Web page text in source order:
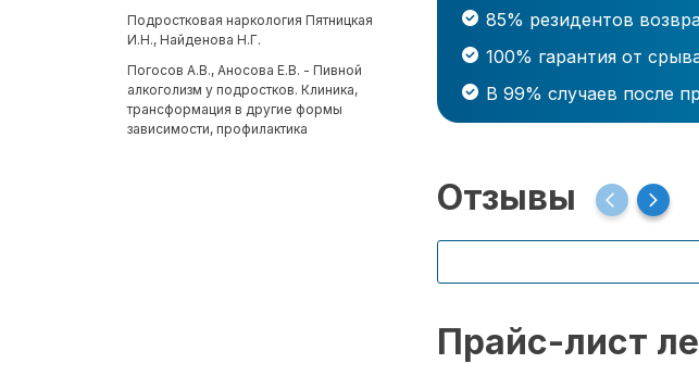
Подростковая наркология Пятницкая
И.Н., Найденова Н.Г.
Погосов А.В., Аносова Е.В. - Пивной
алкоголизм у подростков. Клиника,
трансформация в другие формы
зависимости, профилактика
85% резидентов
100% гарантия от
В 99% случаев после
Отзывы
Прайс-лист